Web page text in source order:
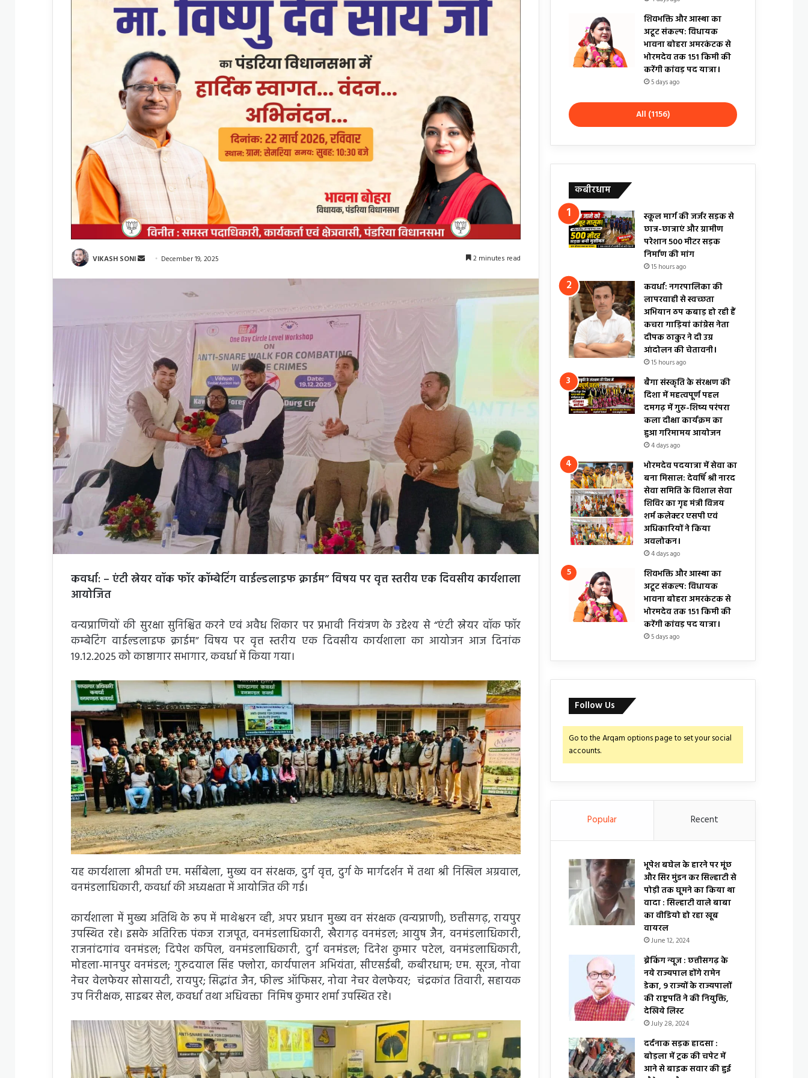
VIKASH SONI
Send December 19, 2025 2 minutes read
कवर्धा: – एंटी स्नेयर वॉक फॉर कॉम्बेटिंग वाईल्डलाइफ क्राईम” विषय पर वृत्त स्तरीय एक दिवसीय कार्यशाला
आयोजित
वन्यप्राणियों की सुरक्षा सुनिश्चित करने एवं अवैध शिकार पर प्रभावी नियंत्रण के उद्देश्य से “एंटी स्नेयर वॉक फॉर
कम्बेटिंग वाईल्डलाइफ क्राईम” विषय पर वृत्त स्तरीय एक दिवसीय कार्यशाला का आयोजन आज दिनांक
19.12.2025 को काष्ठागार सभागार, कवर्धा में किया गया।
यह कार्यशाला श्रीमती एम. मर्सीबेला, मुख्य वन संरक्षक, दुर्ग वृत्त, दुर्ग के मार्गदर्शन में तथा श्री निखिल अग्रवाल,
वनमंडलाधिकारी, कवर्धा की अध्यक्षता में आयोजित की गई।
कार्यशाला में मुख्य अतिथि के रूप में माथेश्वरन व्ही, अपर प्रधान मुख्य वन संरक्षक (वन्यप्राणी), छत्तीसगढ़, रायपुर
उपस्थित रहे। इसके अतिरिक्त पंकज राजपूत, वनमंडलाधिकारी, खैरागढ़ वनमंडल; आयुष जैन, वनमंडलाधिकारी,
राजनांदगांव वनमंडल; दिपेश कपिल, वनमंडलाधिकारी, दुर्ग वनमंडल; दिनेश कुमार पटेल, वनमंडलाधिकारी,
मोहला-मानपुर वनमंडल; गुरुदयाल सिंह फ्लोरा, कार्यपालन अभियंता, सीएसईबी, कबीरधाम; एम. सूरज, नोवा
नेचर वेलफेयर सोसायटी, रायपुर; सिद्धांत जैन, फील्ड ऑफिसर, नोवा नेचर वेलफेयर; चंद्रकांत तिवारी, सहायक
उप निरीक्षक, साइबर सेल, कवर्धा तथा अधिवक्ता निमिष कुमार शर्मा उपस्थित रहे।
शिवभक्ति और आस्था का
अटूट संकल्प: विधायक
भावना बोहरा अमरकंटक से
भोरमदेव तक 151 किमी की
करेंगी कांवड़ पद यात्रा।
5 days ago
All (1156)
कबीरधाम
स्कूल मार्ग की जर्जर सड़क से
छात्र-छात्राएं और ग्रामीण
परेशान 500 मीटर सड़क
निर्माण की मांग
15 hours ago
कवर्धा: नगरपालिका की
लापरवाही से स्वच्छता
अभियान ठप कबाड़ हो रही हैं
कचरा गाड़ियां कांग्रेस नेता
दीपक ठाकुर ने दी उग्र
आंदोलन की चेतावनी।
15 hours ago
बैगा संस्कृति के संरक्षण की
दिशा में महत्वपूर्ण पहल
दमगढ़ में गुरु-शिष्य परंपरा
कला दीक्षा कार्यक्रम का
हुआ गरिमामय आयोजन
4 days ago
भोरमदेव पदयात्रा में सेवा का
बना मिसाल: देवर्षि श्री नारद
सेवा समिति के विशाल सेवा
शिविर का गृह मंत्री विजय
शर्म कलेक्टर एसपी एवं
अधिकारियों ने किया
अवलोकन।
4 days ago
शिवभक्ति और आस्था का
अटूट संकल्प: विधायक
भावना बोहरा अमरकंटक से
भोरमदेव तक 151 किमी की
करेंगी कांवड़ पद यात्रा।
5 days ago
Follow Us
Go to the Arqam options page to set your social
accounts.
Popular Recent
भूपेश बघेल के हारने पर मूंछ
और सिर मुंडन कर सिल्हाटी से
पोड़ी तक घूमने का किया था
वादा : सिल्हाटी वाले बाबा
का वीडियो हो रहा खूब
वायरल
June 12, 2024
ब्रेकिंग न्यूज : छत्तीसगढ़ के
नये राज्यपाल होंगे रामेन
डेका, 9 राज्यों के राज्यपालों
की राष्ट्रपति ने की नियुक्ति,
देखिये लिस्ट
July 28, 2024
दर्दनाक सड़क हादसा :
बोड़ला में ट्रक की चपेट में
आने से बाइक सवार की हुई